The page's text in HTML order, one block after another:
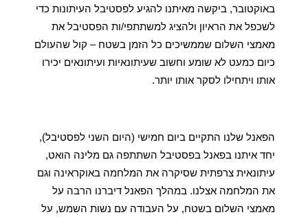
לשכפל את הראיון ולהציג למשתתפי/ות הפסטיבל את
אותו ויתחילו לסקר אותו יותר.
את המלחמה אצלנו. במהלך הפאנל דיברנו הרבה על
מאמצי השלום בשטח, על העבודה עם נשות השמש, על